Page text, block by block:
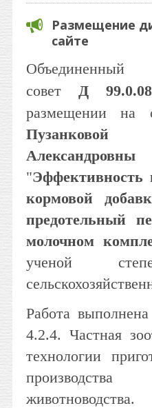
Размещение
сайте
Объединенный
совет Д
размещении на
Александровны
"Эффективность
кормовой
предотельный
молочном
ученой
Работа
4.2.4. Частная
технологии
животноводства.